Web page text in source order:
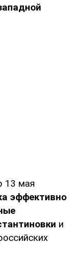
13 мая
эффективно
и